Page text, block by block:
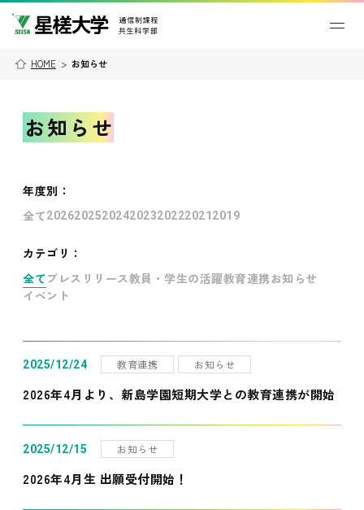
HOME > お知らせ
お知らせ
年度別 ：
全て202620252024202320222021 2019
カテゴリ：
全て プレスリリース教員・学生の活躍教育連携お知らせ
イベント
2025/12/24 教育連携 お知らせ
2026年4月より、新島学園短期大学との教育連携が開始
2025/12/15 お知らせ
2026年4月生 出願受付開始！